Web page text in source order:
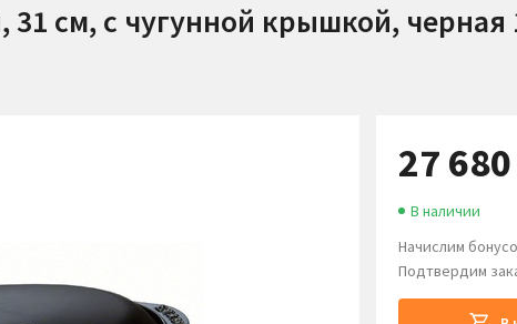
см, с чугунной крышкой, черная
27 680
Начислим
Подтвердим
В наличии